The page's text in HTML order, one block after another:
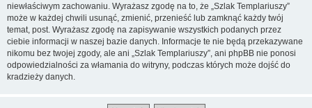
niewłaściwym zachowaniu. Wyrażasz zgodę na to, że „Szlak Templariuszy”
może w każdej chwili usunąć, zmienić, przenieść lub zamknąć każdy twój
temat, post. Wyrażasz zgodę na zapisywanie wszystkich podanych przez
ciebie informacji w naszej bazie danych. Informacje te nie będą przekazywane
nikomu bez twojej zgody, ale ani „Szlak Templariuszy”, ani phpBB nie ponosi
odpowiedzialności za włamania do witryny, podczas których może dojść do
kradzieży danych.